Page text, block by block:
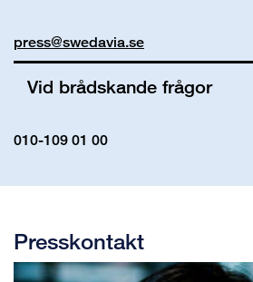
press@swedavia.se
Vid brådskande frågor
010-109 01 00
Presskontakt